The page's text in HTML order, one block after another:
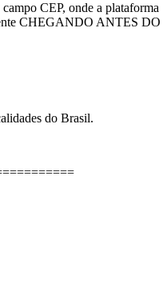
CEP, onde a plataforma
CHEGANDO ANTES DO
do Brasil.